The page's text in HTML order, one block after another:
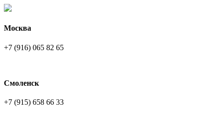
Москва
+7 (916) 065 82 65
Смоленск
+7 (915) 658 66 33